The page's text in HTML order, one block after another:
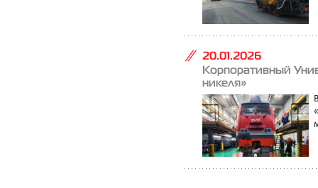
20.01.2026
Корпоративный
никеля»